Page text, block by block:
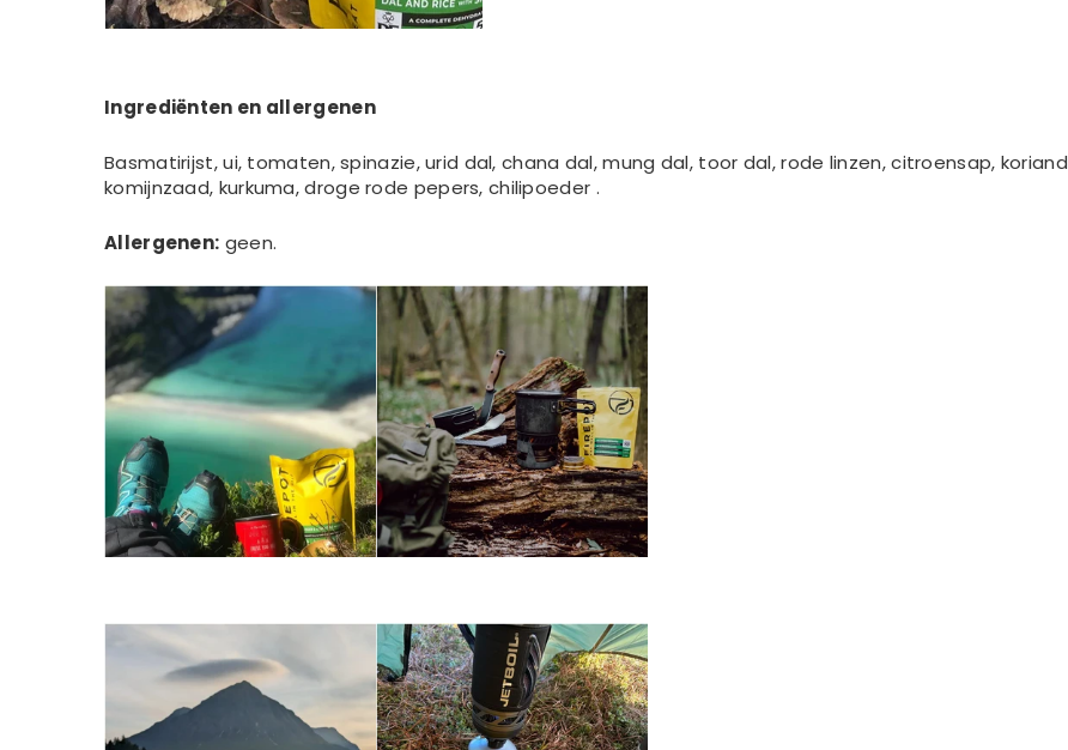
Ingrediënten en allergenen
Basmatirijst, ui, tomaten, spinazie, urid dal, chana dal, mung dal, toor dal, rode linzen, citroensap,
komijnzaad, kurkuma, droge rode pepers, chilipoeder .
Allergenen: geen.